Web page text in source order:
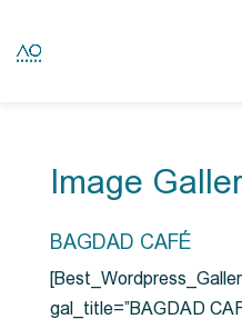
Image
BAGDAD CAFÉ
gal_title=”BAGDAD